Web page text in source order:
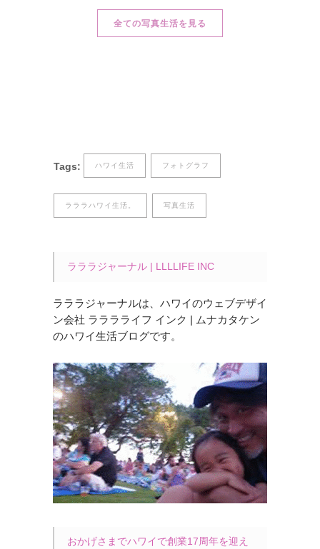
全ての写真生活を見る
Tags: ハワイ生活 フォトグラフ
ラララハワイ生活。 写真生活
ラララジャーナル | LLLLIFE INC
ラララジャーナルは、ハワイのウェブデザイ
ン会社 ラララライフ インク | ムナカタケン
のハワイ生活ブログです。
おかげさまでハワイで創業17周年を迎え